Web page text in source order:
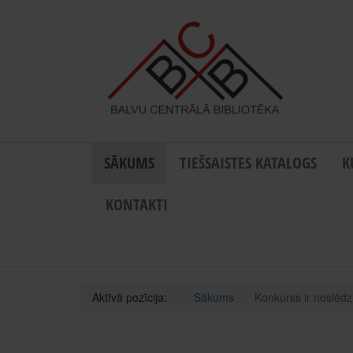
SĀKUMS TIEŠSAISTES KATALOGS
KONTAKTI
Aktīvā pozīcija: Sākums Konkurss ir